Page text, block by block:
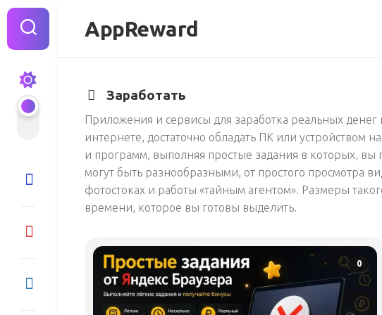
Перейти
содержанию
AppReward
Заработать
Приложения и сервисы для заработка реальных
интернете, достаточно обладать ПК или устройством
и программ, выполняя простые задания в которых, вы
могут быть разнообразными, от простого просмотра
фотостоках и работы «тайным агентом». Размеры
времени, которое вы готовы выделить.
0